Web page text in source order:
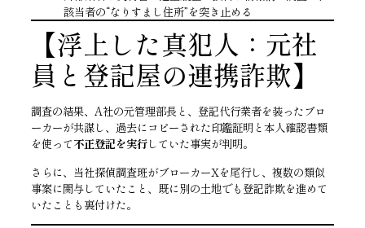
該当者の“なりすまし住所”を突き止める
【浮上した真犯人：元社
員と登記屋の連携詐欺】
調査の結果、A社の元管理部長と、登記代行業者を装ったブロ
ーカーが共謀し、過去にコピーされた印鑑証明と本人確認書類
を使って不正登記を実行していた事実が判明。
さらに、当社探偵調査班がブローカーXを尾行し、複数の類似
事案に関与していたこと、既に別の土地でも登記詐欺を進めて
いたことも裏付けた。